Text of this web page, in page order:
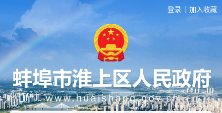
登录 加入收藏